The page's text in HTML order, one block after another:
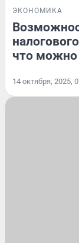
ЭКОНОМИКА
что можно
14 октября, 2025,